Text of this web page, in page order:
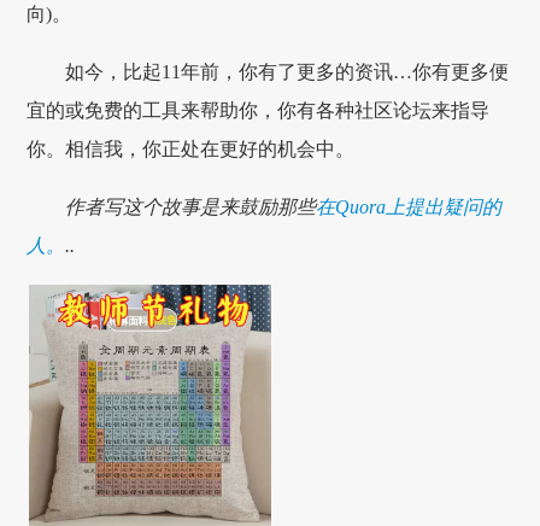
向)。
如今，比起11年前，你有了更多的资讯…你有更多便
宜的或免费的工具来帮助你，你有各种社区论坛来指导
你。相信我，你正处在更好的机会中。
作者写这个故事是来鼓励那些在Quora上提出疑问的
人。..